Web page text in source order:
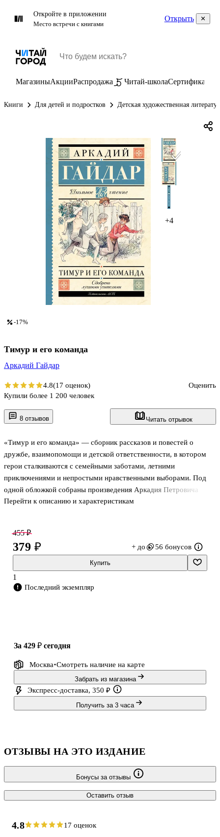
Откройте в приложении
Место встречи с книгами
Открыть
МагазиныАкцииРаспродажа Читай-школаСертификаты
Книги Для детей и подростков Детская художественная
+4
8 отзывов Читать отрывок
«Тимур и его команда» — сборник рассказов и повестей о
дружбе, взаимопомощи и детской ответственности, в котором
герои сталкиваются с семейными заботами, летними
приключениями и непростыми нравственными выборами. Под
одной обложкой собраны произведения Аркадия Петровича
Гайдара, объединённые темами честности, верности слову и
поддержать близких, защитить слабого, не пройти мимо чужой
беды. В издание входят самые известные тексты писателя для
детей, и каждый из них по-своему связан с взрослением,
чувством долга и умением быть полезным людям.
Что входит в издание
Перейти к описанию и характеристикам
-17%
Тимур и его команда
Аркадий Гайдар
4.8(17 оценок)
Оценить
Купили более 1 200 человек
455 ₽
379 ₽ + до 56 бонусов
Купить
1
Последний экземпляр
за 429 ₽ сегодня
Москва Смотреть наличие на карте
Забрать из магазина
Экспресс-доставка, 350 ₽
Получить за 3 часа
ОТЗЫВЫ НА ЭТО ИЗДАНИЕ
Бонусы за отзывы
Оставить отзыв
4.8 17 оценок